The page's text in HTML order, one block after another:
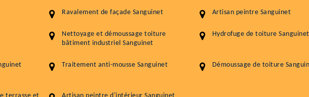
Ravalement de façade Sanguinet Artisan peintre Sanguinet
Nettoyage et démoussage toiture
bâtiment industriel Sanguinet
Hydrofuge de toiture Sanguinet
Traitement anti-mousse Sanguinet Démoussage de toiture